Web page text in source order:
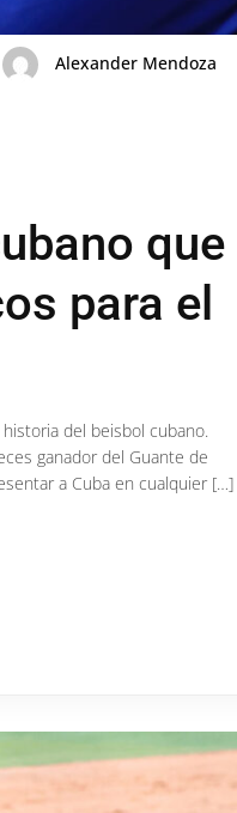
Alexander Mendoza
que
para el
del beisbol cubano.
ganador del Guante de
a Cuba en cualquier […]